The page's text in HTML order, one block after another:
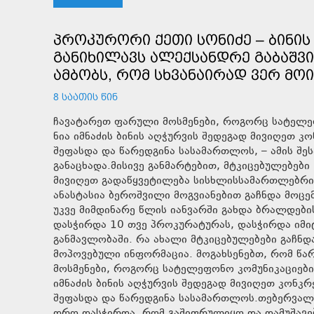
ᲞᲠᲝᲙᲣᲠᲝᲠᲘ ᲥᲔᲗᲘ ᲡᲝᲜᲘᲫᲔ – ᲑᲘᲜᲘᲡ
ᲒᲐᲜᲘᲮᲘᲚᲐᲕᲡ ᲐᲚᲔᲥᲡᲐᲜᲓᲠᲔ
ᲐᲛᲑᲝᲑᲡ, ᲠᲝᲛ ᲡᲮᲕᲐᲜᲐᲘᲠᲐᲓ ᲕᲔᲠ
8 ᲡᲐᲐᲗᲘᲡ ᲬᲘᲜ
ჩავატარეთ ფარული მოსმენები, როგორც
ნია იმნაძის ბინის აღჭურვის შედეგად
შეფასდა და წარედგინა სასამართლოს, – ამის
განაცხადა.მისივე განმარტებით,
მივიღეთ გადაწყვეტილება
ანასტასია ბეროშვილი მოგვიანებით გაჩნდა
უკვე მიმდინარე წლის იანვარში გახდა
დასჭირდა 10 თვე პროკურატურას, დასჭირდა
განმავლობაში. რა ახალი მტკიცებულებები
მოპოვებული ინფორმაცია. მოგახსენებთ, რომ
მოსმენები, როგორც სატელეფონო
იმნაძის ბინის აღჭურვის შედეგად მივიღეთ
შეფასდა და წარედგინა